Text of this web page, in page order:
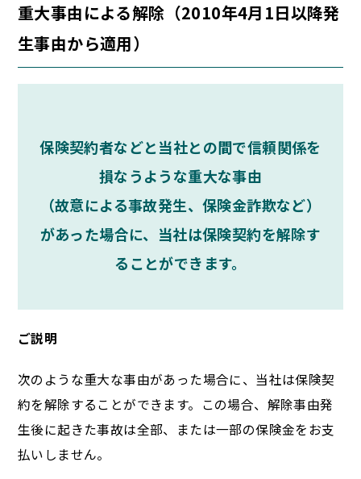
重大事由による解除（2010年4月1日以降発
生事由から適用）
保険契約者などと当社との間で信頼関係を
損なうような重大な事由
（故意による事故発生、保険金詐欺など）
があった場合に、当社は保険契約を解除す
ることができます。
ご説明
次のような重大な事由があった場合に、当社は保険契
約を解除することができます。この場合、解除事由発
生後に起きた事故は全部、または一部の保険金をお支
払いしません。